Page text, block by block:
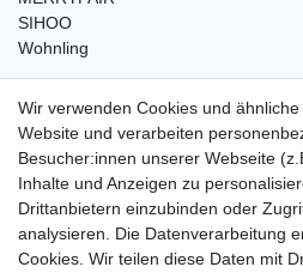
SIHOO
Wohnling
weitere Shops
traumlampen- Lampen und
kinderwagencenter- Exklusive und
gastrogeraete24- alles für
soziale Medien
Facebook
Wir verwenden Cookies und
Website und verarbeiten
Besucher:innen unserer Webseite
Inhalte und Anzeigen zu
Drittanbietern einzubinden oder
analysieren. Die Datenverarbeitung
Cookies. Wir teilen diese Daten mit